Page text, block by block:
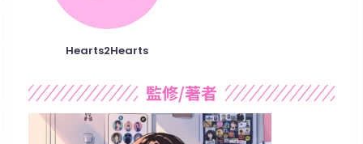
Hearts2Hearts
監修/著者